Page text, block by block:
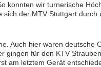
konnten wir turnerische
der MTV Stuttgart
Auch hier waren deutsche
gingen für den KTV
am letztem Gerät